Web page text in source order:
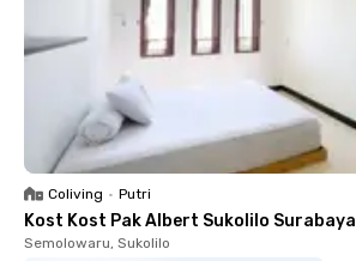
Coliving • Putri
Kost Kost Pak Albert Sukolilo Surabaya
Semolowaru, Sukolilo